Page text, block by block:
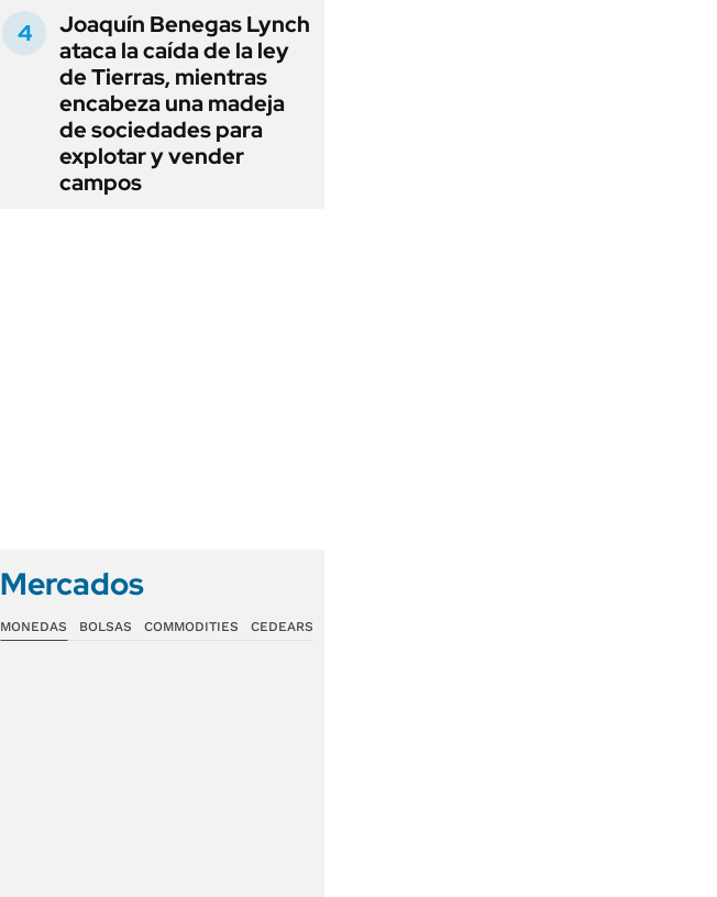
Joaquín Benegas Lynch
ataca la caída de la ley
de Tierras, mientras
encabeza una madeja
de sociedades para
explotar y vender
campos
Mercados
MONEDAS BOLSAS COMMODITIES CEDEARS